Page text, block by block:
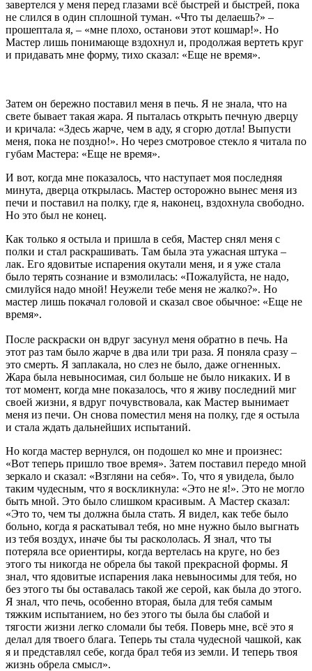
завертелся у меня перед глазами всё быстрей и быстрей, пока
не слился в один сплошной туман. «Что ты делаешь?» –
прошептала я, – «мне плохо, останови этот кошмар!». Но
Мастер лишь понимающе вздохнул и, продолжая вертеть круг
и придавать мне форму, тихо сказал: «Еще не время».
Затем он бережно поставил меня в печь. Я не знала, что на
свете бывает такая жара. Я пыталась открыть печную дверцу
и кричала: «Здесь жарче, чем в аду, я сгорю дотла! Выпусти
меня, пока не поздно!». Но через смотровое стекло я читала по
губам Мастера: «Еще не время».
И вот, когда мне показалось, что наступает моя последняя
минута, дверца открылась. Мастер осторожно вынес меня из
печи и поставил на полку, где я, наконец, вздохнула свободно.
Но это был не конец.
Как только я остыла и пришла в себя, Мастер снял меня с
полки и стал раскрашивать. Там была эта ужасная штука –
лак. Его ядовитые испарения окутали меня, и я уже стала
было терять сознание и взмолилась: «Пожалуйста, не надо,
смилуйся надо мной! Неужели тебе меня не жалко?». Но
мастер лишь покачал головой и сказал свое обычное: «Еще не
время».
После раскраски он вдруг засунул меня обратно в печь. На
этот раз там было жарче в два или три раза. Я поняла сразу –
это смерть. Я заплакала, но слез не было, даже огненных.
Жара была невыносимая, сил больше не было никаких. И в
тот момент, когда мне показалось, что я живу последний миг
своей жизни, я вдруг почувствовала, как Мастер вынимает
меня из печи. Он снова поместил меня на полку, где я остыла
и стала ждать дальнейших испытаний.
Но когда мастер вернулся, он подошел ко мне и произнес:
«Вот теперь пришло твое время». Затем поставил передо мной
зеркало и сказал: «Взгляни на себя». То, что я увидела, было
таким чудесным, что я воскликнула: «Это не я!». Это не могло
быть мной. Это было слишком красивым. А Мастер сказал:
«Это то, чем ты должна была стать. Я видел, как тебе было
больно, когда я раскатывал тебя, но мне нужно было выгнать
из тебя воздух, иначе бы ты раскололась. Я знал, что ты
потеряла все ориентиры, когда вертелась на круге, но без
этого ты никогда не обрела бы такой прекрасной формы. Я
знал, что ядовитые испарения лака невыносимы для тебя, но
без этого ты бы оставалась такой же серой, как была до этого.
Я знал, что печь, особенно вторая, была для тебя самым
тяжким испытанием, но без этого ты была бы слабой и
тягости жизни легко сломали бы тебя. Поверь мне, всё это я
делал для твоего блага. Теперь ты стала чудесной чашкой, как
я и представлял себе, когда брал тебя из земли. И теперь твоя
жизнь обрела смысл».